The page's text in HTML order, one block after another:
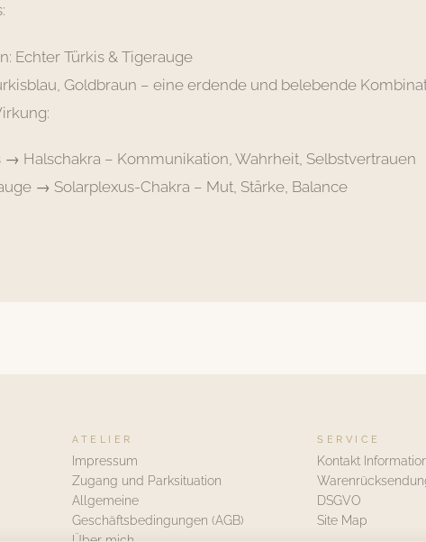
Echter Türkis & Tigerauge
Goldbraun – eine erdende und belebende
→ Halschakra – Kommunikation, Wahrheit, Selbstvertrauen
→ Solarplexus-Chakra – Mut, Stärke, Balance
ATELIER
Impressum
Zugang und Parksituation
Allgemeine
Geschäftsbedingungen (AGB)
SERVICE
Kontakt
DSGVO
Site Map